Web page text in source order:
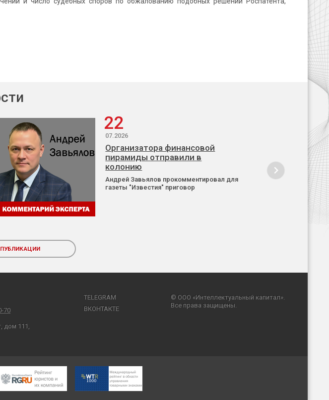
22
07.2026
Организатора финансовой
пирамиды отправили в
колонию
Андрей Завьялов прокомментировал для
газеты "Известия" приговор
70
дом 111,
TELEGRAM
ВКОНТАКТЕ
© ООО «Интеллектуальный капитал».
Все права защищены.